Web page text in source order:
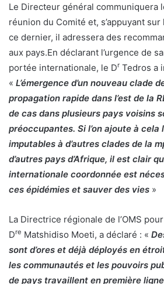
Le Directeur général communiquera
réunion du Comité et, s’appuyant
ce dernier, il adressera des
aux pays.En déclarant l’urgence de
portée internationale, le Dr Tedros a
« L’émergence d’un nouveau clade
propagation rapide dans l’est de la
de cas dans plusieurs pays voisins
préoccupantes. Si l’on ajoute à cela
imputables à d’autres clades de la
d’autres pays d’Afrique, il est clair
internationale coordonnée est
ces épidémies et sauver des vies »
La Directrice régionale de l’OMS pour
Dre Matshidiso Moeti, a déclaré : «
sont d’ores et déjà déployés en
les communautés et les pouvoirs
de pays travaillent en première